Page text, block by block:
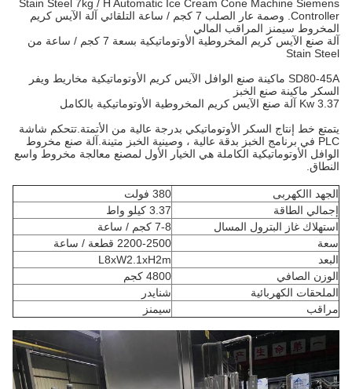
Stain Steel 7kg / H Automatic Ice Cream Cone Machine Siemens
Controller. وصمة عار الصلب 7 كجم / ساعة التلقائي آلة الآيس كريم
المخروط سيمنز المراقب المالي
آلة صنع الآيس كريم المخروطية الأوتوماتيكية بسعة 7 كجم / ساعة من
Stain Steel
SD80-45A ماكينة صنع الوافل الآيس كريم الأوتوماتيكية مخاريط ويفر
السكر ماكينة صنع الخبز
3.37 Kw آلة صنع الآيس كريم المخروطية الأوتوماتيكية بالكامل
يتمتع خط إنتاج السكر الأوتوماتيكي بدرجة عالية من الأتمتة.تتحكم شاشة
PLC في برنامج الخبز بدقة عالية ، وصينية الخبز متينة.آلة صنع مخروط
الوافل الأوتوماتيكية الكاملة هي الخيار الأول لمصنع معالجة مخروط واسع
النطاق.
الجهد االكهربى
380 فولت
إجمالي الطاقة
3.37 كيلو واط
استهلاك غاز البترول المسال
7-8 كجم / ساعة
سعة
2200-2500 قطعة / ساعة
البعد
L8xW2.1xH2m
الوزن الصافي
4800 كجم
الملحقات الكهربائية
شنايدر
مراقب
سيمنز